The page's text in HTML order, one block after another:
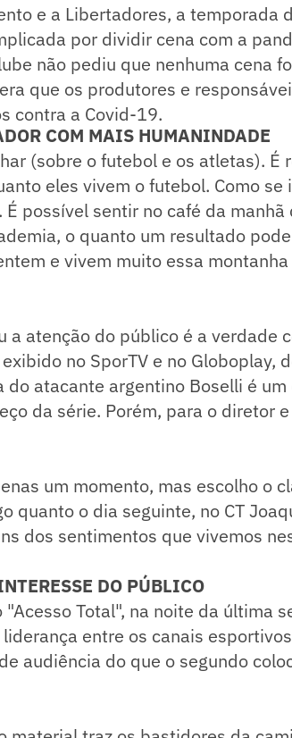
e a Libertadores, a temporada
por dividir cena com a
não pediu que nenhuma cena
que os produtores e
contra a Covid-19.
COM MAIS HUMANINDADE
(sobre o futebol e os atletas). É
eles vivem o futebol. Como se
possível sentir no café da
o quanto um resultado
e vivem muito essa
a atenção do público é a verdade
no SporTV e no Globoplay,
do atacante argentino Boselli é
da série. Porém, para o diretor
um momento, mas escolho o
quanto o dia seguinte, no CT
dos sentimentos que vivemos
DO PÚBLICO
Total", na noite da última
entre os canais
audiência do que o segundo